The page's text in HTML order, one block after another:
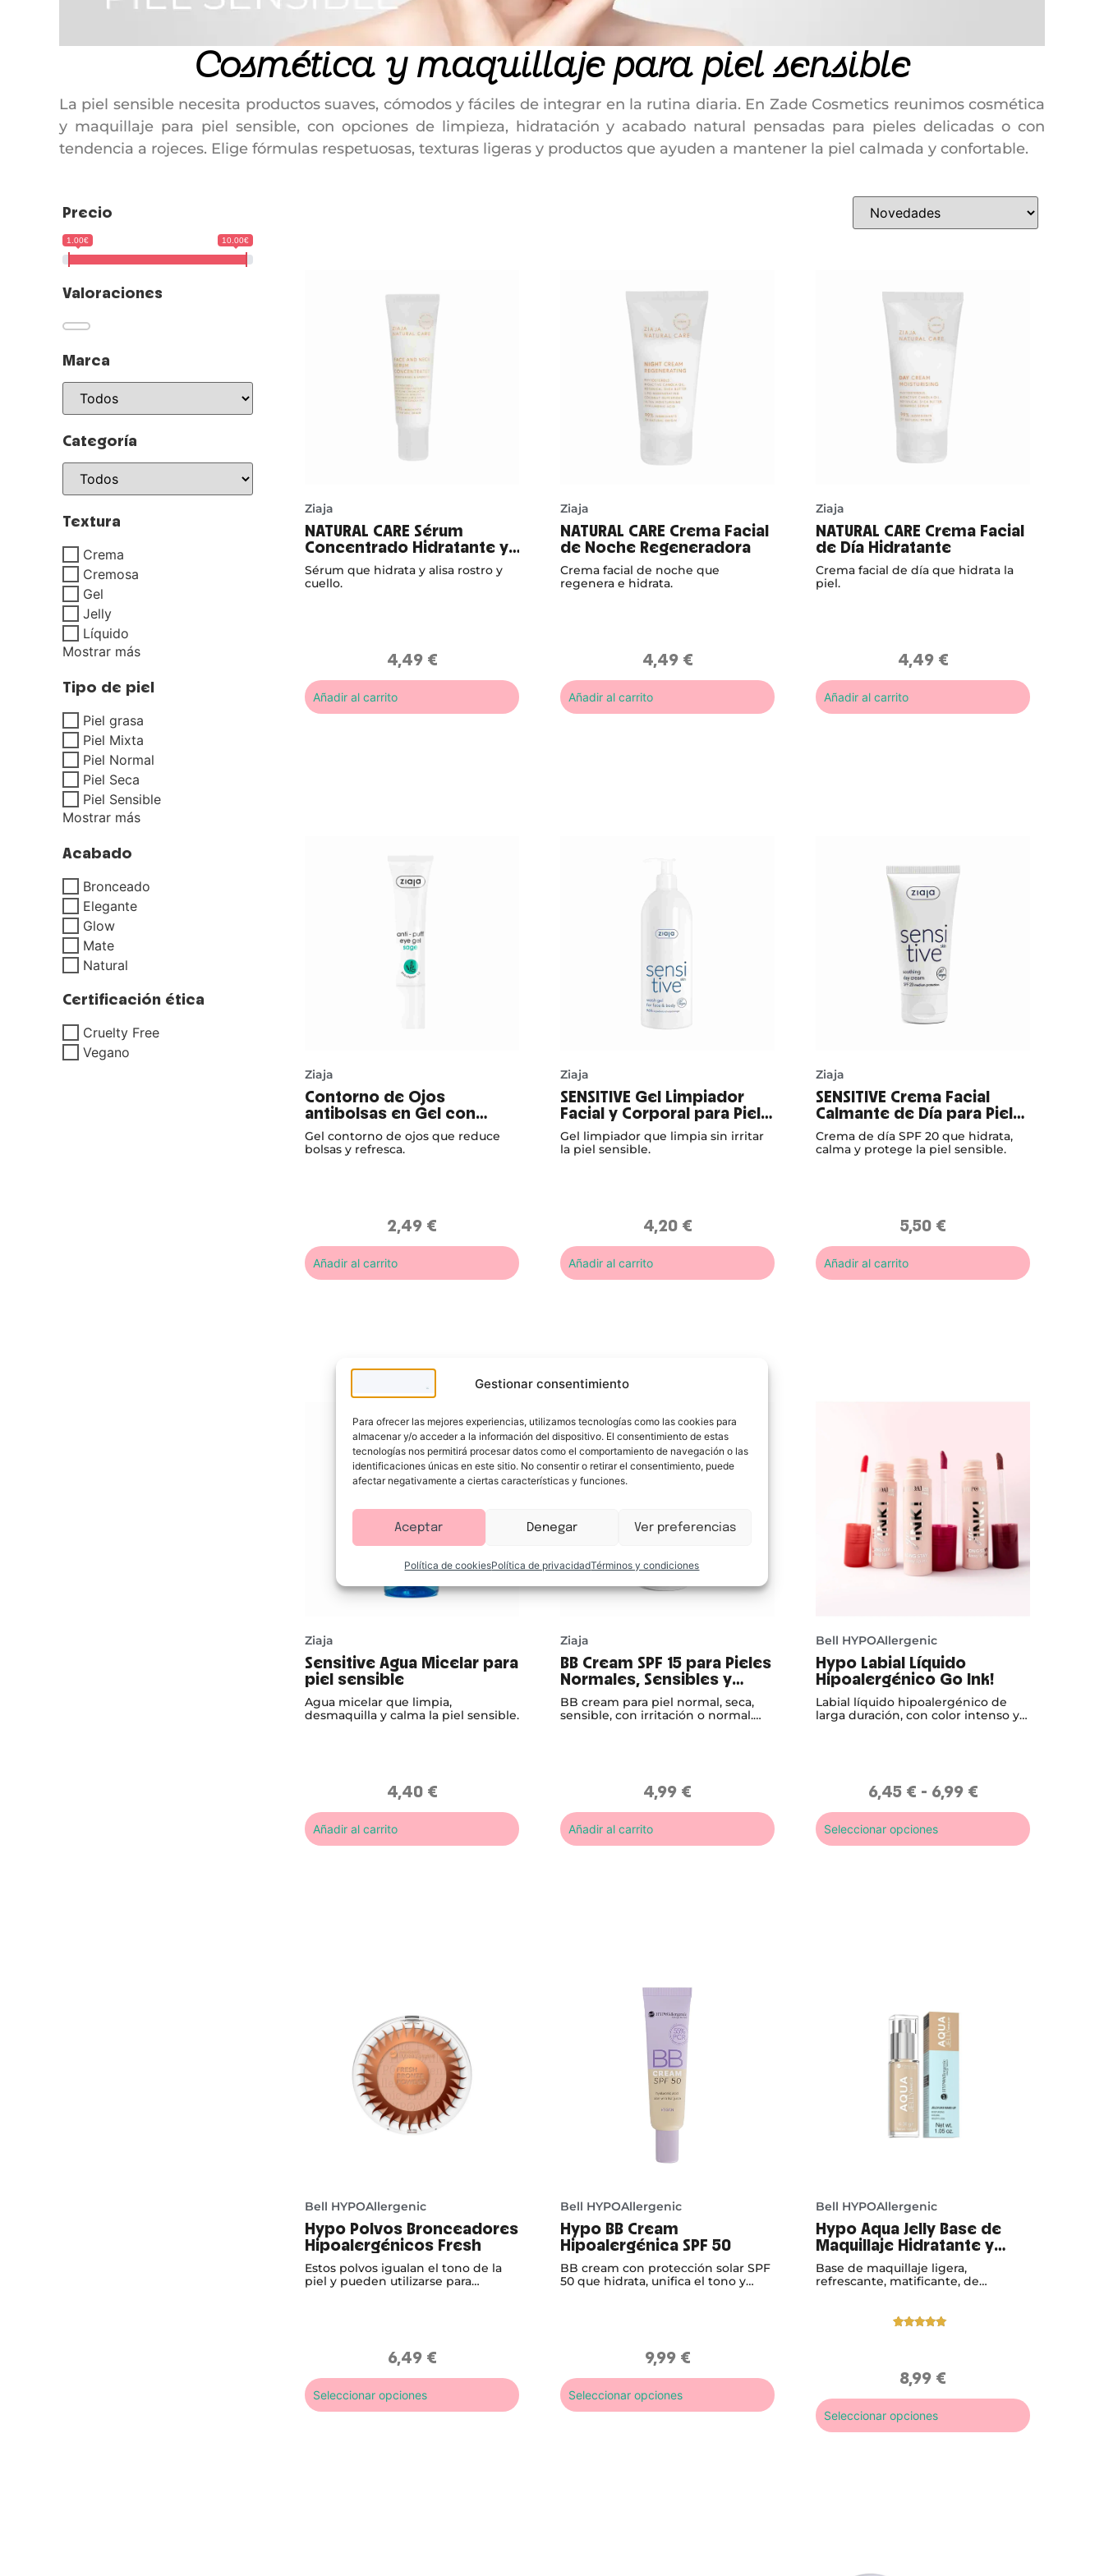
Gestionar consentimiento
Para ofrecer las mejores experiencias, utilizamos tecnologías como las cookies para
almacenar y/o acceder a la información del dispositivo. El consentimiento de estas
tecnologías nos permitirá procesar datos como el comportamiento de navegación o las
identificaciones únicas en este sitio. No consentir o retirar el consentimiento, puede
afectar negativamente a ciertas características y funciones.
Aceptar Denegar Ver preferencias
Política de cookiesPolítica de privacidadTérminos y condiciones
Cosmética y maquillaje para piel sensible
La piel sensible necesita productos suaves, cómodos y fáciles de integrar en la rutina diaria. En Zade Cosmetics reunimos cosmética
y maquillaje para piel sensible, con opciones de limpieza, hidratación y acabado natural pensadas para pieles delicadas o con
tendencia a rojeces. Elige fórmulas respetuosas, texturas ligeras y productos que ayuden a mantener la piel calmada y confortable.
Precio
1.00€ 10.00€
Valoraciones
Marca
Categoría
Textura
Crema
Cremosa
Gel
Jelly
Líquido
Mostrar más
Tipo de piel
Piel grasa
Piel Mixta
Piel Normal
Piel Seca
Piel Sensible
Mostrar más
Acabado
Bronceado
Elegante
Glow
Mate
Natural
Certificación ética
Cruelty Free
Vegano
Ziaja
NATURAL CARE Sérum
Concentrado Hidratante y
Alisante
Sérum que hidrata y alisa rostro y
cuello.
4,49 €
Añadir al carrito
Ziaja
NATURAL CARE Crema Facial
de Noche Regeneradora
Crema facial de noche que
regenera e hidrata.
4,49 €
Añadir al carrito
Ziaja
NATURAL CARE Crema Facial
de Día Hidratante
Crema facial de día que hidrata la
piel.
4,49 €
Añadir al carrito
Ziaja
Contorno de Ojos
antibolsas en Gel con
Salvia
Gel contorno de ojos que reduce
bolsas y refresca.
2,49 €
Añadir al carrito
Ziaja
SENSITIVE Gel Limpiador
Facial y Corporal para Piel
Sensible
Gel limpiador que limpia sin irritar
la piel sensible.
4,20 €
Añadir al carrito
Ziaja
SENSITIVE Crema Facial
Calmante de Día para Piel
Sensible
Crema de día SPF 20 que hidrata,
calma y protege la piel sensible.
5,50 €
Añadir al carrito
Ziaja
Sensitive Agua Micelar para
piel sensible
Agua micelar que limpia,
desmaquilla y calma la piel sensible.
4,40 €
Añadir al carrito
Ziaja
BB Cream SPF 15 para Pieles
Normales, Sensibles y
Secas, Tono Natural
BB cream para piel normal, seca,
sensible, con irritación o normal.
4,99 €
Añadir al carrito
Bell HYPOAllergenic
Hypo Labial Líquido
Hipoalergénico Go Ink!
Labial líquido hipoalergénico de
larga duración, con color intenso y
6,45 € - 6,99 €
Seleccionar opciones
Bell HYPOAllergenic
Hypo Polvos Bronceadores
Hipoalergénicos Fresh
Estos polvos igualan el tono de la
piel y pueden utilizarse para
6,49 €
Seleccionar opciones
Bell HYPOAllergenic
Hypo BB Cream
Hipoalergénica SPF 50
BB cream con protección solar SPF
50 que hidrata, unifica el tono y
9,99 €
Seleccionar opciones
Bell HYPOAllergenic
Hypo Aqua Jelly Base de
Maquillaje Hidratante y
Matificante Hipoalergénica
Base de maquillaje ligera,
refrescante, matificante, de
valoración
de un
8,99 €
Seleccionar opciones